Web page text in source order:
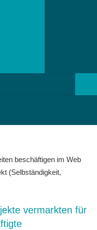
beschäftigen im Web
(Selbständigkeit,
vermarkten für